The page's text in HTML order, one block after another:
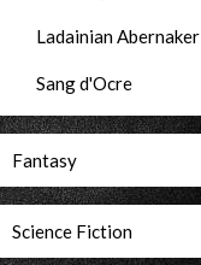
Ladainian Abernaker
Sang d'Ocre
Fantasy
Science Fiction